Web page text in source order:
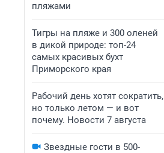
пляжами
Тигры на пляже и 300 оленей
в дикой природе: топ-24
самых красивых бухт
Приморского края
Рабочий день хотят сократить,
но только летом — и вот
почему. Новости 7 августа
Звездные гости в 500-